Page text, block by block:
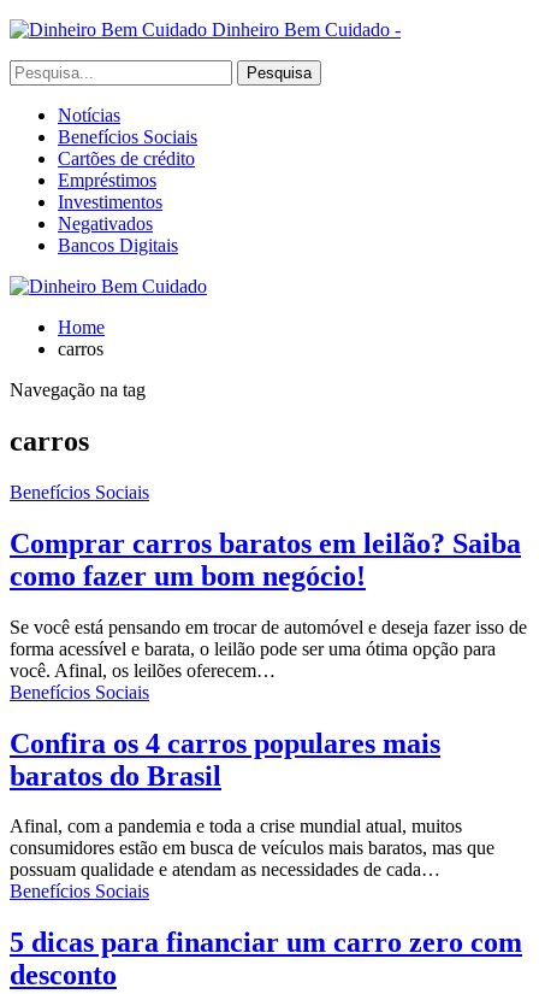
Dinheiro Bem Cuidado -
Notícias
Benefícios Sociais
Cartões de crédito
Empréstimos
Investimentos
Negativados
Bancos Digitais
Home
carros
Navegação na tag
carros
Benefícios Sociais
Comprar carros baratos em leilão? Saiba
como fazer um bom negócio!
Se você está pensando em trocar de automóvel e deseja fazer isso de
forma acessível e barata, o leilão pode ser uma ótima opção para
você. Afinal, os leilões oferecem…
Benefícios Sociais
Confira os 4 carros populares mais
baratos do Brasil
Afinal, com a pandemia e toda a crise mundial atual, muitos
consumidores estão em busca de veículos mais baratos, mas que
possuam qualidade e atendam as necessidades de cada…
Benefícios Sociais
5 dicas para financiar um carro zero com
desconto